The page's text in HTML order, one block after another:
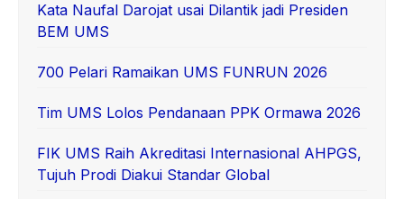
Kata Naufal Darojat usai Dilantik jadi Presiden
BEM UMS
700 Pelari Ramaikan UMS FUNRUN 2026
Tim UMS Lolos Pendanaan PPK Ormawa 2026
FIK UMS Raih Akreditasi Internasional AHPGS,
Tujuh Prodi Diakui Standar Global